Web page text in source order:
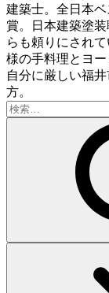
建築士。全日本
賞。日本建築塗
らも頼りにされ
様の手料理とヨ
自分に厳しい福
方。
検
索: